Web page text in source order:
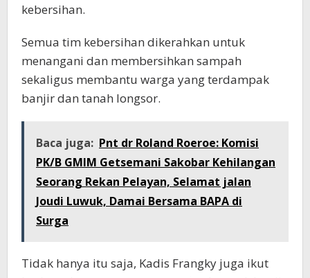
kebersihan.
Semua tim kebersihan dikerahkan untuk
menangani dan membersihkan sampah
sekaligus membantu warga yang terdampak
banjir dan tanah longsor.
Baca juga: Pnt dr Roland Roeroe: Komisi
PK/B GMIM Getsemani Sakobar Kehilangan
Seorang Rekan Pelayan, Selamat jalan
Joudi Luwuk, Damai Bersama BAPA di
Surga
Tidak hanya itu saja, Kadis Frangky juga ikut